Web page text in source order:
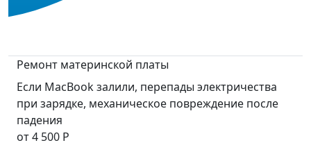
Ремонт материнской платы
Если MacBook залили, перепады электричества
при зарядке, механическое повреждение после
падения
от 4 500 Р